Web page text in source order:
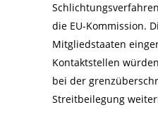
die EU-Kommission.
Mitgliedstaaten
Kontaktstellen
bei der
Streitbeilegung